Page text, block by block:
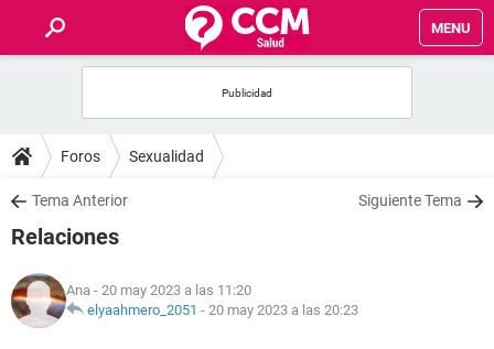
MENU
FOROS
SALUD
NUTRICIÓN
Foros Sexualidad
Tema Anterior Siguiente Tema
Relaciones
Ana - 20 may 2023 a las 11:20
elyaahmero_2051 - 20 may 2023 a las 20:23